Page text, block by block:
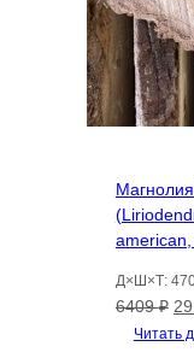
Д×Ш×Т:
6409₽
Читать